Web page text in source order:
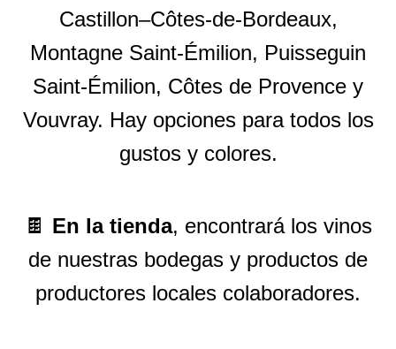
Castillon–Côtes-de-Bordeaux,
Montagne Saint-Émilion, Puisseguin
Saint-Émilion, Côtes de Provence y
Vouvray. Hay opciones para todos los
gustos y colores.
🍫 En la tienda, encontrará los vinos
de nuestras bodegas y productos de
productores locales colaboradores.